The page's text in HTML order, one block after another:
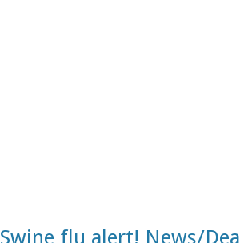
Swine flu alert! News/